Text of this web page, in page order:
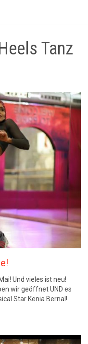
Tanz
Und vieles ist neu!
wir geöffnet UND es
Star Kenia Bernal!